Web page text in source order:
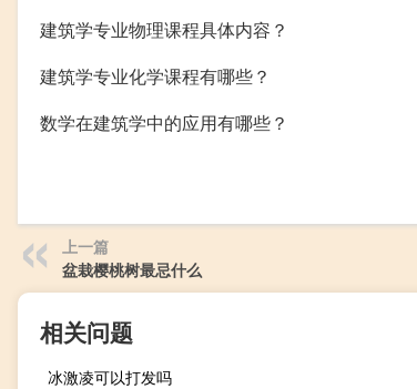
建筑学专业物理课程具体内容？
建筑学专业化学课程有哪些？
数学在建筑学中的应用有哪些？
上一篇
盆栽樱桃树最忌什么
相关问题
冰激凌可以打发吗